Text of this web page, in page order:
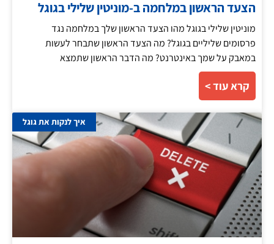
הצעד הראשון במלחמה ב-מוניטין שלילי בגוגל
מוניטין שלילי בגוגל מהו הצעד הראשון שלך במלחמה נגד
פרסומים שליליים בגוגל? מה הצעד הראשון שתבחר לעשות
במאבק על שמך באינטרנט? מה הדבר הראשון שתמצא
קרא עוד >
איך לנקות את גוגל